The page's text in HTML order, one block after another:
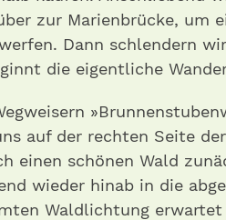
zur Marienbrücke, um
Dann schlendern
die eigentliche
auf der rechten Seite
einen schönen Wald
wieder hinab in die
Waldlichtung erwartet